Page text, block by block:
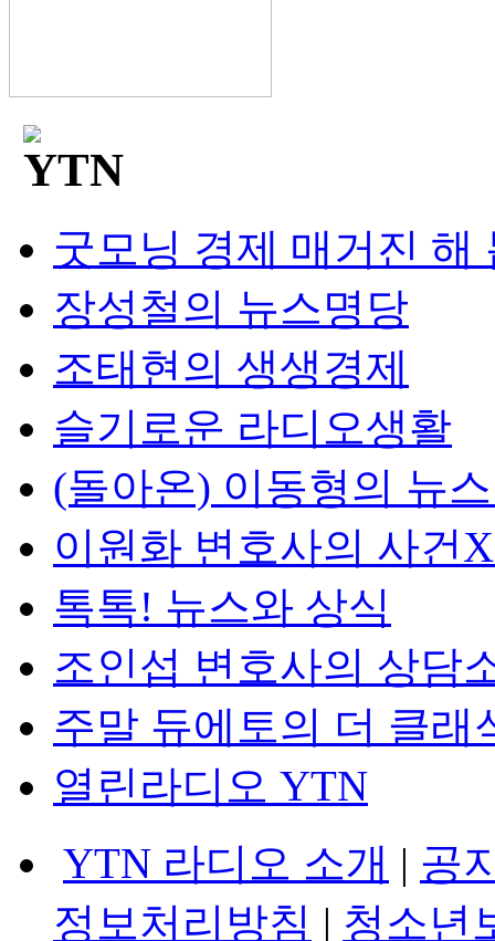
굿모닝 경제 매거진 해
장성철의 뉴스명당
조태현의 생생경제
슬기로운 라디오생활
(돌아온) 이동형의 뉴
이원화 변호사의 사건
톡톡! 뉴스와 상식
조인섭 변호사의 상담
주말 듀에토의 더 클래
열린라디오 YTN
YTN 라디오 소개 | 공
정보처리방침 | 청소년